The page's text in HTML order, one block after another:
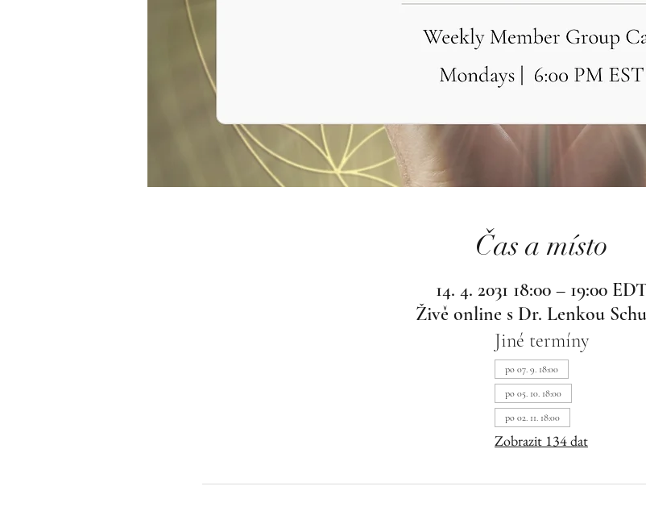
Čas a místo
14. 4. 2031 18:00 – 19:00
Živě online s Dr. Lenkou
Jiné termíny
po 07. 9. 18:00
po 05. 10. 18:00
po 02. 11. 18:00
Zobrazit 134 dat